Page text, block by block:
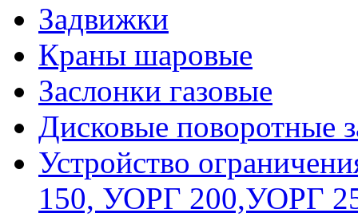
Задвижки
Краны шаровые
Заслонки газовые
Дисковые поворотные
Устройство
150, УОРГ 200,УОРГ